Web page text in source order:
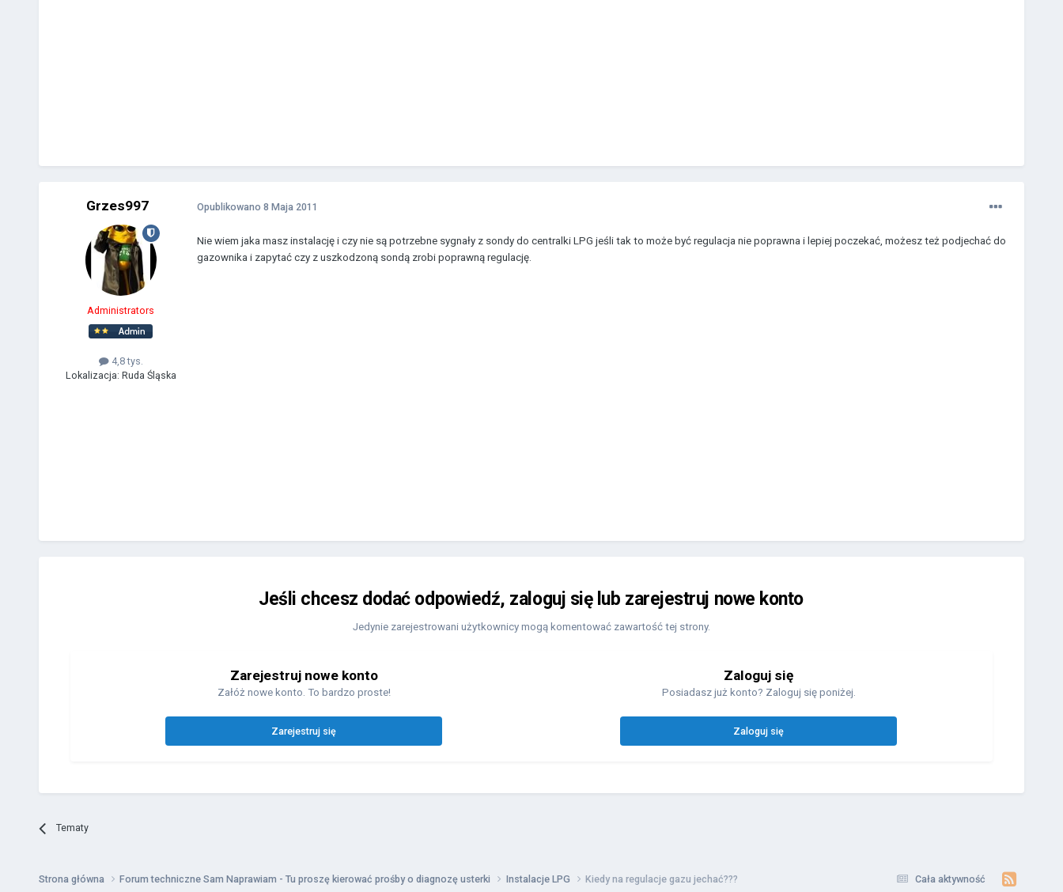
Grzes997
Administrators
4,8 tys.
Lokalizacja: Ruda Śląska
Opublikowano 8 Maja 2011
Nie wiem jaka masz instalację i czy nie są potrzebne sygnały z sondy do centralki LPG jeśli tak to może być regulacja nie poprawna i lepiej poczekać, możesz też podjechać do
gazownika i zapytać czy z uszkodzoną sondą zrobi poprawną regulację.
Jeśli chcesz dodać odpowiedź, zaloguj się lub zarejestruj nowe konto
Jedynie zarejestrowani użytkownicy mogą komentować zawartość tej strony.
Zarejestruj nowe konto
Załóż nowe konto. To bardzo proste!
Zarejestruj się
Zaloguj się
Posiadasz już konto? Zaloguj się poniżej.
Zaloguj się
Tematy
Cała aktywność
Strona główna Forum techniczne Sam Naprawiam - Tu proszę kierować prośby o diagnozę usterki Instalacje LPG Kiedy na regulacje gazu jechać???